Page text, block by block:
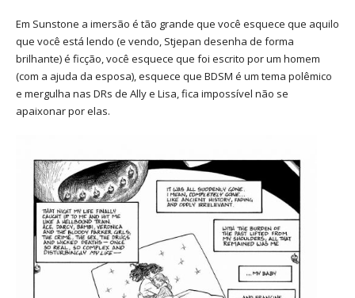
Em Sunstone a imersão é tão grande que você esquece que aquilo
que você está lendo (e vendo, Stjepan desenha de forma
brilhante) é ficção, você esquece que foi escrito por um homem
(com a ajuda da esposa), esquece que BDSM é um tema polêmico
e mergulha nas DRs de Ally e Lisa, fica impossível não se
apaixonar por elas.